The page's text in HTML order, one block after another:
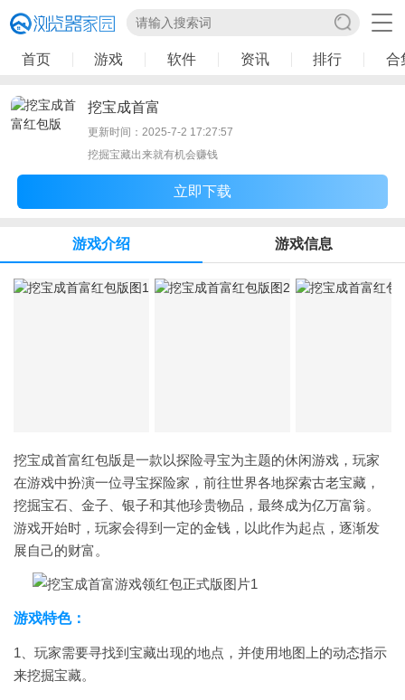
首页 游戏 软件 资讯 排行 合
挖宝成首富
更新时间：2025-7-2 17:27:57
挖掘宝藏出来就有机会赚钱
立即下载
游戏介绍 游戏信息
挖宝成首富红包版是一款以探险寻宝为主题的休闲游戏，玩家
在游戏中扮演一位寻宝探险家，前往世界各地探索古老宝藏，
挖掘宝石、金子、银子和其他珍贵物品，最终成为亿万富翁。
游戏开始时，玩家会得到一定的金钱，以此作为起点，逐渐发
展自己的财富。
游戏特色：
1、玩家需要寻找到宝藏出现的地点，并使用地图上的动态指示
来挖掘宝藏。